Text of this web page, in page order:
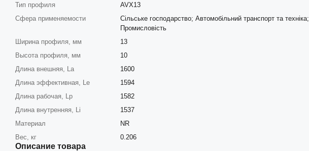
Тип профиля
AVX13
Сфера применяемости
Сільське господарство; Автомобільний транспорт та техніка;
Промисловість
Ширина профиля, мм
13
Высота профиля, мм
10
Длина внешняя, La
1600
Длина эффективная, Le
1594
Длина рабочая, Lp
1582
Длина внутренняя, Li
1537
Материал
NR
Вес, кг
0.206
Описание товара